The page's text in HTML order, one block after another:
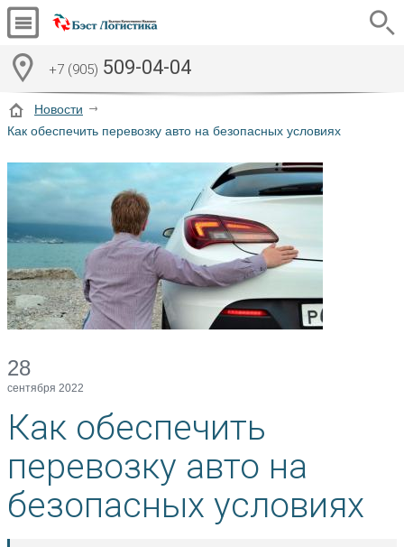
+7 (905) 509-04-04
Новости
Как обеспечить перевозку авто на безопасных условиях
28
сентября 2022
Как обеспечить
перевозку авто на
безопасных условиях